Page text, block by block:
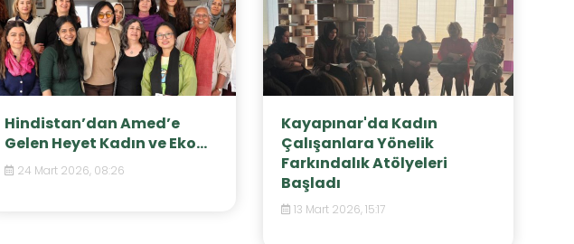
Hindistan’dan Amed’e
Gelen Heyet Kadın ve Eko...
24 Mart 2026, 08:26
Kayapınar'da Kadın
Çalışanlara Yönelik
Farkındalık Atölyeleri
Başladı
13 Mart 2026, 15:17